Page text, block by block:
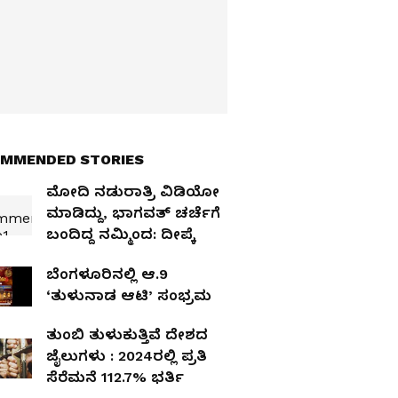
STORIES
ಮೋದಿ ನಡುರಾತ್ರಿ ವಿಡಿಯೋ
ಮಾಡಿದ್ದು, ಭಾಗವತ್‌ ಚರ್ಚೆಗೆ
ಬಂದಿದ್ದ ನಮ್ಮಿಂದ: ದೀಪ್ಕೆ
ಬೆಂಗಳೂರಿನಲ್ಲಿ ಆ.9
‘ತುಳುನಾಡ ಆಟಿ’ ಸಂಭ್ರಮ
ತುಂಬಿ ತುಳುಕುತ್ತಿವೆ ದೇಶದ
ಜೈಲುಗಳು : 2024ರಲ್ಲಿ ಪ್ರತಿ
ಸೆರೆಮನೆ 112.7% ಭರ್ತಿ